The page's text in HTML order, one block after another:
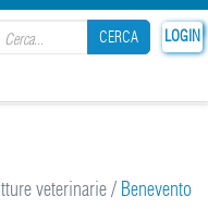
LOGIN
CERCA
veterinarie/ Benevento